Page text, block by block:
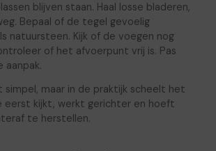
blijven staan. Haal losse bladeren,
Bepaal of de tegel gevoelig
natuursteen. Kijk of de voegen nog
of het afvoerpunt vrij is. Pas
aanpak.
simpel, maar in de praktijk scheelt het
eerst kijkt, werkt gerichter en hoeft
te herstellen.